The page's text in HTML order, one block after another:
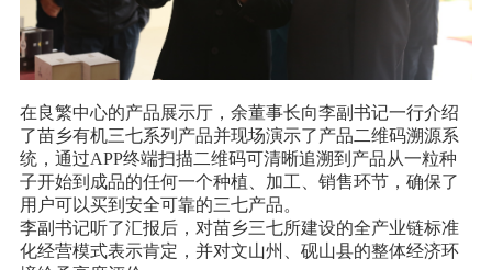
在良繁中心的产品展示厅，余董事长向李副书记一行介绍
了苗乡有机三七系列产品并现场演示了产品二维码溯源系
统，通过APP终端扫描二维码可清晰追溯到产品从一粒种
子开始到成品的任何一个种植、加工、销售环节，确保了
用户可以买到安全可靠的三七产品。
李副书记听了汇报后，对苗乡三七所建设的全产业链标准
化经营模式表示肯定，并对文山州、砚山县的整体经济环